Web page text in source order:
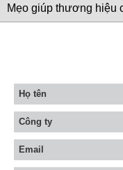
Mẹo giúp thương hiệu